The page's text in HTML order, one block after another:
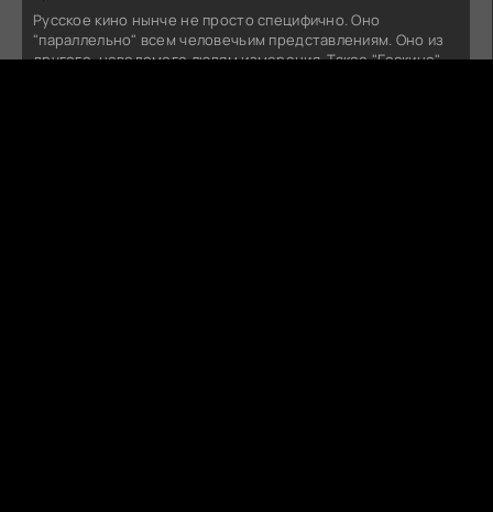
Русское кино нынче не просто специфично. Оно
"параллельно" всем человечьим представлениям. Оно из
другого, неведомого людям измерения. Такое "Госкино"